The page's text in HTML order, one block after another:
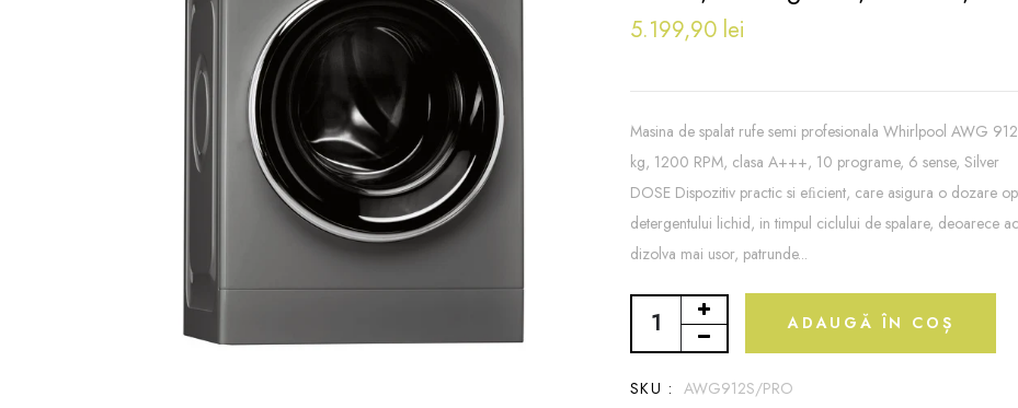
5.199,90 lei
Masina de spalat rufe semi profesionala Whirlpool AWG
kg, 1200 RPM, clasa A+++, 10 programe, 6 sense,
DOSE Dispozitiv practic si eﬁcient, care asigura o dozare
detergentului lichid, in timpul ciclului de spalare, deoarece
dizolva mai usor, patrunde...
ADAUGĂ ÎN COȘ
SKU : AWG912S/PRO